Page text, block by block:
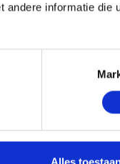
andere informatie die
Alles
fijn